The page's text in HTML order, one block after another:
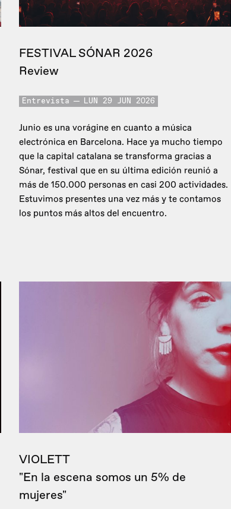
FESTIVAL SÓNAR 2026
Review
Entrevista LUN 29 JUN 2026
Junio es una vorágine en cuanto a música
electrónica en Barcelona. Hace ya mucho tiempo
que la capital catalana se transforma gracias a
Sónar, festival que en su última edición reunió a
más de 150.000 personas en casi 200 actividades.
Estuvimos presentes una vez más y te contamos
los puntos más altos del encuentro.
VIOLETT
"En la escena somos un 5% de
mujeres"